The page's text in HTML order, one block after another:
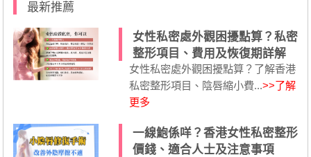
最新推薦
女性私密處外觀困擾點算？私密
整形項目、費用及恢復期詳解
女性私密處外觀困擾點算？了解香港
私密整形項目、陰唇縮小費...>>了解
更多
一線鮑係咩？香港女性私密整形
價錢、適合人士及注意事項